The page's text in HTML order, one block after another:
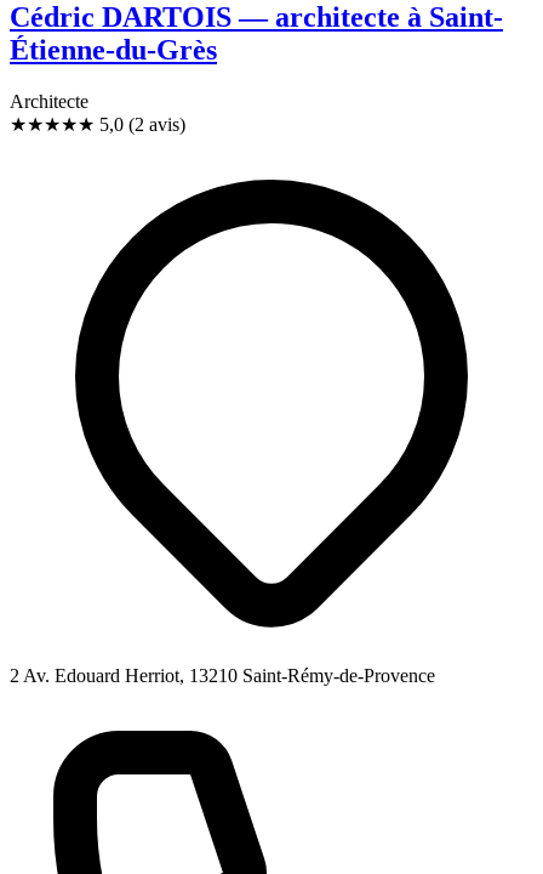
Cédric DARTOIS — architecte à Saint-
Étienne-du-Grès
Architecte
★★★★★ 5,0 (2 avis)
2 Av. Edouard Herriot, 13210 Saint-Rémy-de-Provence